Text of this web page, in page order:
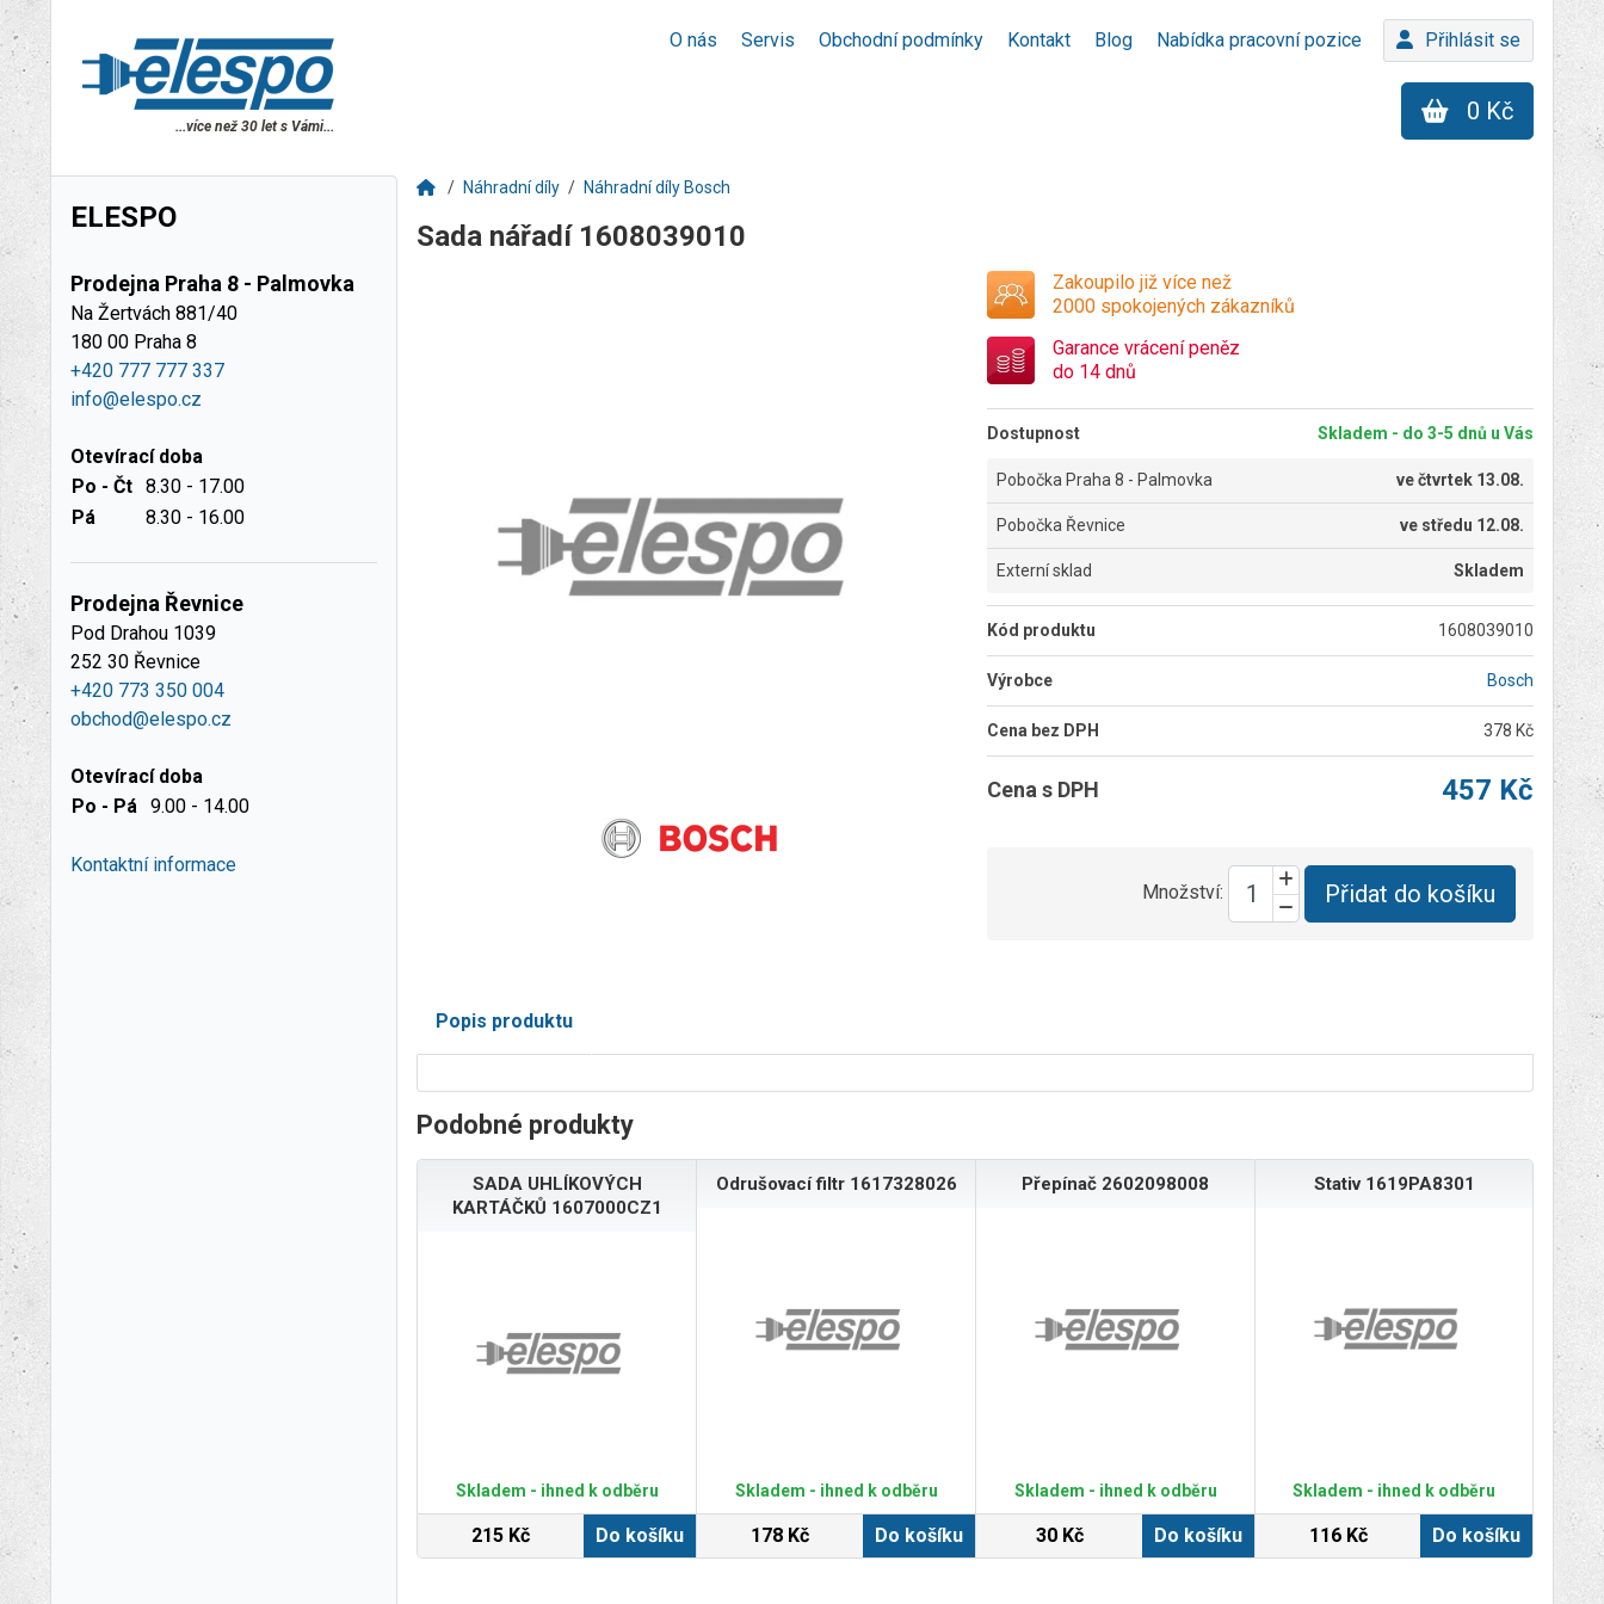
O nás Servis Obchodní podmínky Kontakt Blog Nabídka pracovní pozice Přihlásit se
...více než 30 let s Vámi...
0 Kč
ELESPO
Prodejna Praha 8 - Palmovka
Na Žertvách 881/40
180 00 Praha 8
+420 777 777 337
info@elespo.cz
Otevírací doba
Po - Čt 8.30 - 17.00
Pá
8.30 - 16.00
Prodejna Řevnice
Pod Drahou 1039
252 30 Řevnice
+420 773 350 004
obchod@elespo.cz
Otevírací doba
Po - Pá 9.00 - 14.00
Kontaktní informace
Náhradní díly Náhradní díly Bosch
Sada nářadí 1608039010
Zakoupilo již více než
2000 spokojených zákazníků
Garance vrácení peněz
do 14 dnů
Dostupnost Skladem - do 3-5 dnů u Vás
Pobočka Praha 8 - Palmovka večtvrtek 13.08.
Pobočka Řevnice ve středu 12.08.
Externí sklad Skladem
Kód produktu 1608039010
Výrobce Bosch
Cena bez DPH 378 Kč
Cena s DPH 457 Kč
Množství: Přidat do košíku
Popis produktu
Podobné produkty
SADA UHLÍKOVÝCH
KARTÁČKŮ 1607000CZ1
Skladem - ihned k odběru
215 Kč Do košíku
Odrušovací filtr 1617328026
Skladem - ihned k odběru
178 Kč Do košíku
Přepínač 2602098008
Skladem - ihned k odběru
30 Kč Do košíku
Stativ 1619PA8301
Skladem - ihned k odběru
116 Kč Do košíku